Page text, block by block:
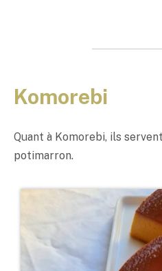
Komorebi
Quant à Komorebi, ils
potimarron.